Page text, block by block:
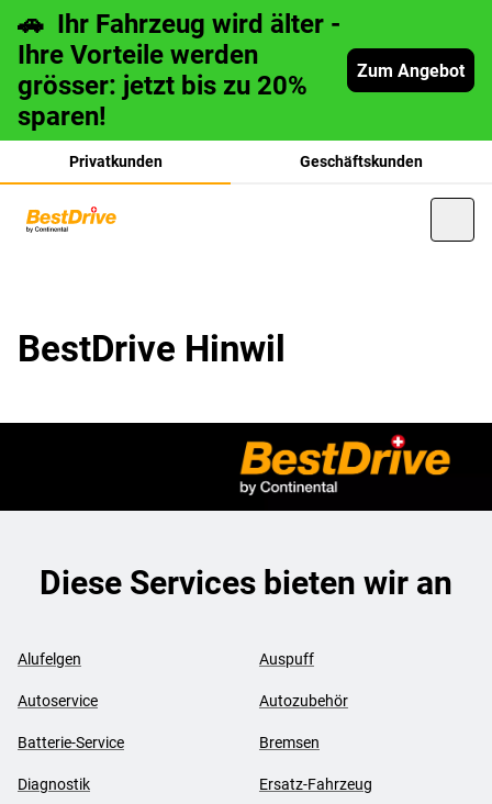
🚗 Ihr Fahrzeug wird älter -
Ihre Vorteile werden
grösser: jetzt bis zu 20%
sparen!
Zum Angebot
Privatkunden Geschäftskunden
BestDrive Hinwil
Diese Services bieten wir an
Alufelgen Auspuff
Autoservice Autozubehör
Batterie-Service Bremsen
Diagnostik Ersatz-Fahrzeug